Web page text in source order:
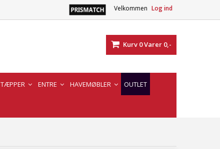
Velkommen Log ind
Kurv 0Varer 0,-
TÆPPER ENTRE HAVEMØBLER OUTLET